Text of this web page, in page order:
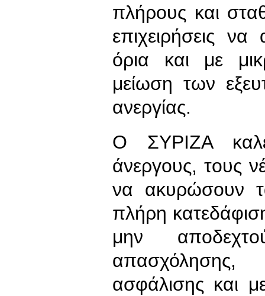
πλήρους και
επιχειρήσεις
όρια και με
μείωση των
ανεργίας.
Ο ΣΥΡΙΖΑ
άνεργους, τους
να ακυρώσουν
πλήρη
μην
απασχόλησης,
ασφάλισης και